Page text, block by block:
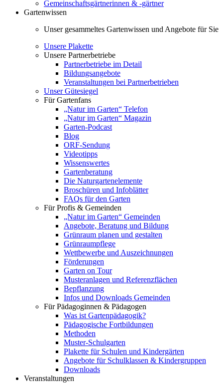
Gemeinschaftsgärtnerinnen & -gärtner
Gartenwissen
Unser gesammeltes Gartenwissen und Angebote für Sie
Unsere Plakette
Unsere Partnerbetriebe
Partnerbetriebe im Detail
Bildungsangebote
Veranstaltungen bei Partnerbetrieben
Unser Gütesiegel
Für Gartenfans
„Natur im Garten“ Telefon
„Natur im Garten“ Magazin
Garten-Podcast
Blog
ORF-Sendung
Videotipps
Wissenswertes
Gartenberatung
Die Naturgartenelemente
Broschüren und Infoblätter
FAQs für den Garten
Für Profis & Gemeinden
„Natur im Garten“ Gemeinden
Angebote, Beratung und Bildung
Grünraum planen und gestalten
Grünraumpflege
Wettbewerbe und Auszeichnungen
Förderungen
Garten on Tour
Musteranlagen und Referenzflächen
Bepflanzung
Infos und Downloads Gemeinden
Für Pädagoginnen & Pädagogen
Was ist Gartenpädagogik?
Pädagogische Fortbildungen
Methoden
Muster-Schulgarten
Plakette für Schulen und Kindergärten
Angebote für Schulklassen & Kindergruppen
Downloads
Veranstaltungen